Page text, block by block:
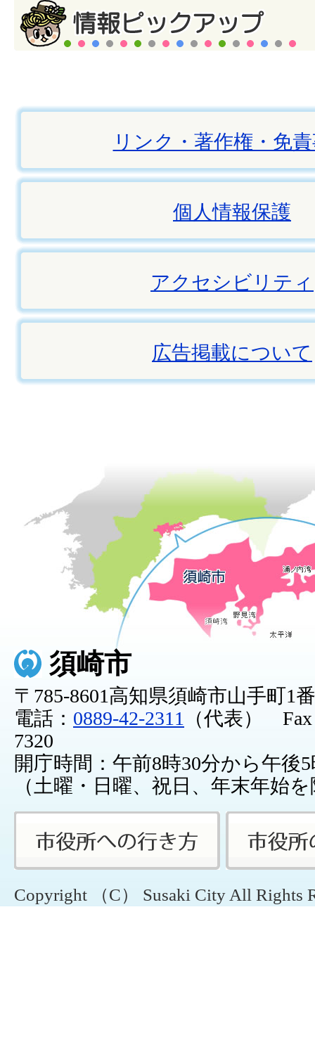
リンク・著作権・免
個人情報保護
アクセシビリティ
広告掲載について
須崎市
〒785-8601高知県須崎市山手町1
電話： 0889-42-2311
（代表） Fax
7320
開庁時間：午前8時30分から午後
（土曜・日曜、祝日、年末年始
Copyright （C） Susaki City All Rights